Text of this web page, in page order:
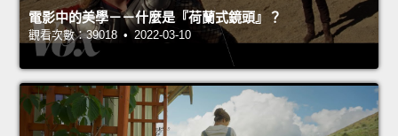
電影中的美學－－什麼是『荷蘭式鏡頭』？
觀看次數：39018 • 2022-03-10